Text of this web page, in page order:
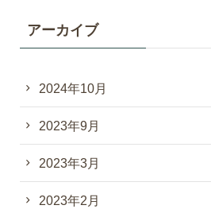
アーカイブ
2024年10月
2023年9月
2023年3月
2023年2月